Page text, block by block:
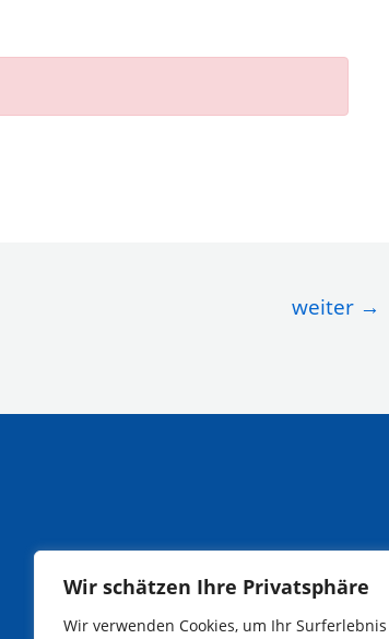
Wir schätzen Ihre Privatsphäre
Wir verwenden Cookies, um Ihr
weiter →